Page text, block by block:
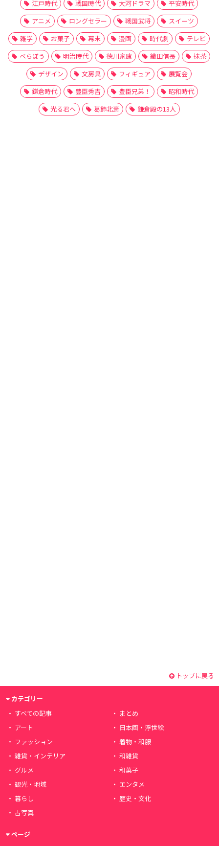
江戸時代 戦国時代 大河ドラマ
平安時代
アニメ
ロングセラー 戦国武将
スイーツ
雑学
お菓子 幕末 漫画 時代劇
テレビ
べらぼう
明治時代 徳川家康 織田信長
抹茶
デザイン
文房具 フィギュア
展覧会
鎌倉時代
豊臣秀吉 豊臣兄弟！
昭和時代
光る君へ
葛飾北斎 鎌倉殿の13人
トップに戻る
カテゴリー
すべての記事
まとめ
アート
日本画・浮世絵
ファッション
着物・和服
雑貨・インテリア
和雑貨
グルメ
和菓子
観光・地域
エンタメ
暮らし
歴史・文化
古写真
ページ